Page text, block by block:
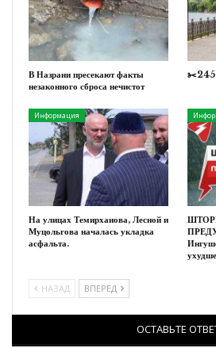
В Назрани пресекают факты
незаконного сброса нечистот
✂️245
Информация
На улицах Темирханова, Лесной и
Муцольгова началась укладка
асфальта.
НАЗАД ВПЕРЕД
ОСТАВЬТЕ